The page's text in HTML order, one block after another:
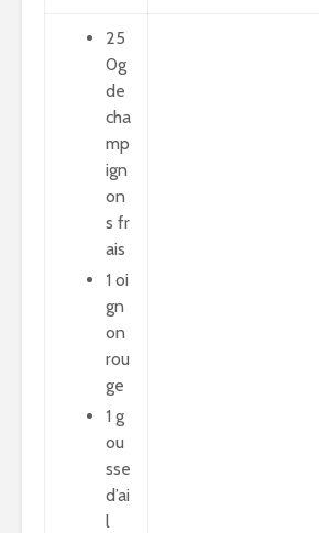
25
0g
de
cha
mp
ign
on
s fr
ais
1 oi
gn
on
rou
ge
1 g
ou
sse
d’ai
l